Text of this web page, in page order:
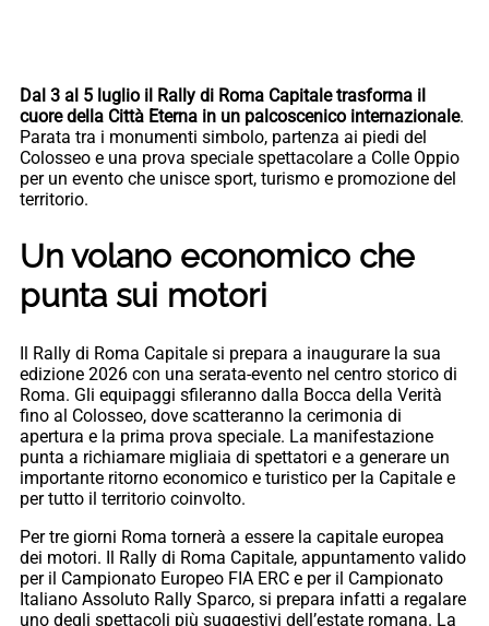
Dal 3 al 5 luglio il Rally di Roma Capitale trasforma il
cuore della Città Eterna in un palcoscenico internazionale.
Parata tra i monumenti simbolo, partenza ai piedi del
Colosseo e una prova speciale spettacolare a Colle Oppio
per un evento che unisce sport, turismo e promozione del
territorio.
Un volano economico che
punta sui motori
Il Rally di Roma Capitale si prepara a inaugurare la sua
edizione 2026 con una serata-evento nel centro storico di
Roma. Gli equipaggi sfileranno dalla Bocca della Verità
fino al Colosseo, dove scatteranno la cerimonia di
apertura e la prima prova speciale. La manifestazione
punta a richiamare migliaia di spettatori e a generare un
importante ritorno economico e turistico per la Capitale e
per tutto il territorio coinvolto.
Per tre giorni Roma tornerà a essere la capitale europea
dei motori. Il Rally di Roma Capitale, appuntamento valido
per il Campionato Europeo FIA ERC e per il Campionato
Italiano Assoluto Rally Sparco, si prepara infatti a regalare
uno degli spettacoli più suggestivi dell’estate romana. La